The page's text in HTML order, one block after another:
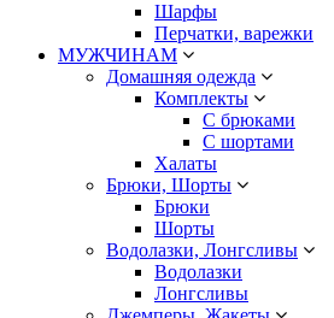
Шарфы
Перчатки, варежки
МУЖЧИНАМ
Домашняя одежда
Комплекты
С брюками
С шортами
Халаты
Брюки, Шорты
Брюки
Шорты
Водолазки, Лонгсливы
Водолазки
Лонгсливы